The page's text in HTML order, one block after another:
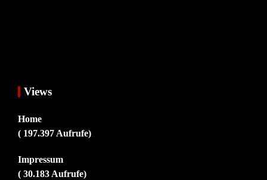
Views
Home
( 197.397 Aufrufe)
Impressum
( 30.183 Aufrufe)